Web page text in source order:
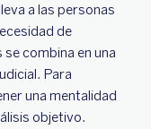
a las personas
de
combina en una
Para
una mentalidad
objetivo.